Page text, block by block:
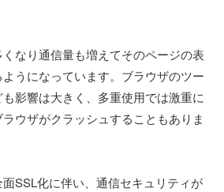
なり通信量も増えてそのページの表
うになっています。ブラウザのツー
影響は大きく、多重使用では激重に
ウザがクラッシュすることもありま
SSL化に伴い、通信セキュリティが